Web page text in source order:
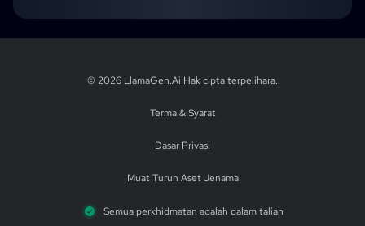
© 2026 LlamaGen.Ai Hak cipta terpelihara.
Terma & Syarat
Dasar Privasi
Muat Turun Aset Jenama
Semua perkhidmatan adalah dalam talian